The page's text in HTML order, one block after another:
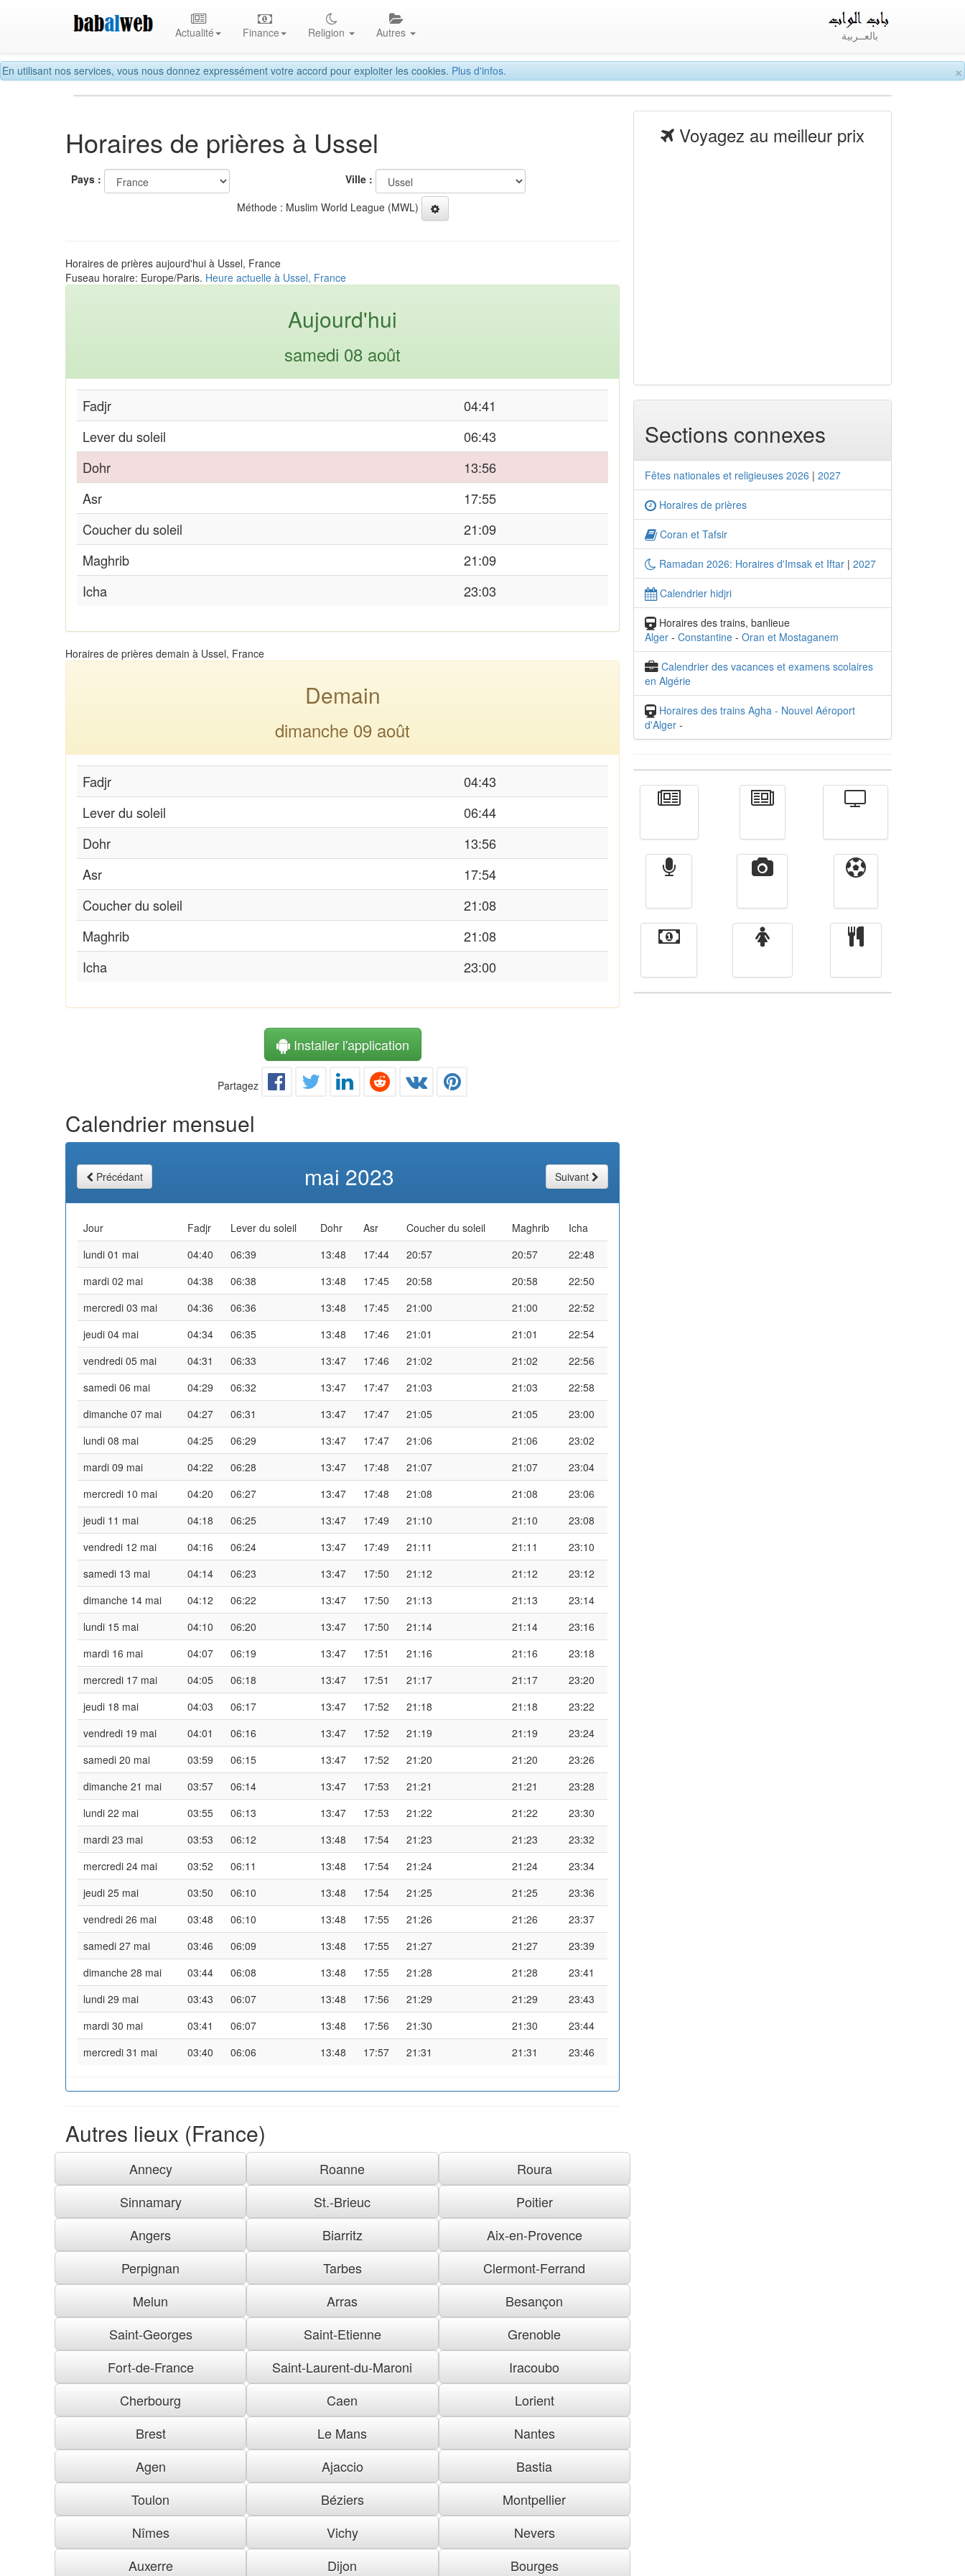
×
En utilisant nos services, vous nous donnez expressément votre accord pour exploiter les cookies. Plus d'infos.
Actualité Finance Religion Autres بالعــربية
Horaires de prières à Ussel
Pays :
Ville :
Méthode : Muslim World League (MWL)
Horaires de prières aujourd'hui à Ussel, France
Fuseau horaire: Europe/Paris. Heure actuelle à Ussel, France
Aujourd'hui
samedi 08 août
Fadjr
04:41
Lever du soleil
06:43
Dohr
13:56
Asr
17:55
Coucher du soleil
21:09
Maghrib
21:09
Icha
23:03
Horaires de prières demain à Ussel, France
Demain
dimanche 09 août
Fadjr
04:43
Lever du soleil
06:44
Dohr
13:56
Asr
17:54
Coucher du soleil
21:08
Maghrib
21:08
Icha
23:00
Installer l'application
Partagez
Calendrier mensuel
Précédant mai 2023 Suivant
Jour Fadjr Lever du soleil Dohr Asr Coucher du soleil Maghrib
Icha
lundi 01 mai
04:40 06:39 13:48 17:44 20:57 20:57
22:48
mardi 02 mai
04:38 06:38 13:48 17:45 20:58 20:58
22:50
mercredi 03 mai
04:36 06:36 13:48 17:45 21:00 21:00
22:52
jeudi 04 mai
04:34 06:35 13:48 17:46 21:01 21:01
22:54
vendredi 05 mai
04:31 06:33 13:47 17:46 21:02 21:02
22:56
samedi 06 mai
04:29 06:32 13:47 17:47 21:03 21:03
22:58
dimanche 07 mai
04:27 06:31 13:47 17:47 21:05 21:05
23:00
lundi 08 mai
04:25 06:29 13:47 17:47 21:06 21:06
23:02
mardi 09 mai
04:22 06:28 13:47 17:48 21:07 21:07
23:04
mercredi 10 mai
04:20 06:27 13:47 17:48 21:08 21:08
23:06
jeudi 11 mai
04:18 06:25 13:47 17:49 21:10 21:10
23:08
vendredi 12 mai
04:16 06:24 13:47 17:49 21:11 21:11
23:10
samedi 13 mai
04:14 06:23 13:47 17:50 21:12 21:12
23:12
dimanche 14 mai
04:12 06:22 13:47 17:50 21:13 21:13
23:14
lundi 15 mai
04:10 06:20 13:47 17:50 21:14 21:14
23:16
mardi 16 mai
04:07 06:19 13:47 17:51 21:16 21:16
23:18
mercredi 17 mai
04:05 06:18 13:47 17:51 21:17 21:17
23:20
jeudi 18 mai
04:03 06:17 13:47 17:52 21:18 21:18
23:22
vendredi 19 mai
04:01 06:16 13:47 17:52 21:19 21:19
23:24
samedi 20 mai
03:59 06:15 13:47 17:52 21:20 21:20
23:26
dimanche 21 mai
03:57 06:14 13:47 17:53 21:21 21:21
23:28
lundi 22 mai
03:55 06:13 13:47 17:53 21:22 21:22
23:30
mardi 23 mai
03:53 06:12 13:48 17:54 21:23 21:23
23:32
mercredi 24 mai
03:52 06:11 13:48 17:54 21:24 21:24
23:34
jeudi 25 mai
03:50 06:10 13:48 17:54 21:25 21:25
23:36
vendredi 26 mai
03:48 06:10 13:48 17:55 21:26 21:26
23:37
samedi 27 mai
03:46 06:09 13:48 17:55 21:27 21:27
23:39
dimanche 28 mai
03:44 06:08 13:48 17:55 21:28 21:28
23:41
lundi 29 mai
03:43 06:07 13:48 17:56 21:29 21:29
23:43
mardi 30 mai
03:41 06:07 13:48 17:56 21:30 21:30
23:44
mercredi 31 mai
03:40 06:06 13:48 17:57 21:31 21:31 23:46
Autres lieux (France)
Annecy Roanne
Roura
Sinnamary
St.-Brieuc
Poitier
Angers
Biarritz
Aix-en-Provence
Perpignan
Tarbes
Clermont-Ferrand
Melun
Arras
Besançon
Saint-Georges
Saint-Etienne
Grenoble
Fort-de-France
Saint-Laurent-du-Maroni
Iracoubo
Cherbourg
Caen
Lorient
Brest
Le Mans
Nantes
Agen
Ajaccio
Bastia
Toulon
Béziers
Montpellier
Nîmes
Vichy
Nevers
Auxerre
Dijon Bourges
Voyagez au meilleur prix
Sections connexes
Fêtes nationales et religieuses 2026 | 2027
Horaires de prières
Coran et Tafsir
Ramadan 2026: Horaires d'Imsak et Iftar | 2027
Calendrier hidjri
Horaires des trains, banlieue
Alger - Constantine - Oran et Mostaganem
Calendrier des vacances et examens scolaires
en Algérie
Horaires des trains Agha - Nouvel Aéroport
d'Alger -